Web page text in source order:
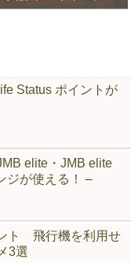
Status ポイントが
elite・JMB elite
ジが使える！ –
ト 飛行機を利用せ
3選